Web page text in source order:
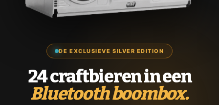
DE EXCLUSIEVE SILVER EDITION
24 craftbieren in een
Bluetooth boombox.